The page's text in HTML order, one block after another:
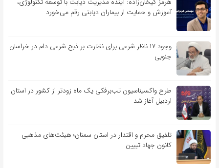
آموزش و حمایت از بیماران دیابتی رقم می‌خورد
وجود ۱۷ ناظر شرعی برای نظارت بر ذبح شرعی دام در خراسان
جنوبی
طرح واکسیناسیون تب‌برفکی یک ماه زودتر از کشور در استان
اردبیل آغاز شد
تلفیق محرم و اقتدار در استان سمنان؛ هیئت‌های مذهبی
کانون جهاد تبیین